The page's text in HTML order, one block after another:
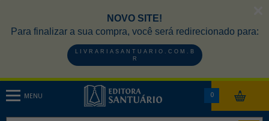
NOVO SITE!
Para finalizar a sua compra, você será redirecionado para:
L I V R A R I A S A N T U A R I O . C O M . B
R
MENU 0